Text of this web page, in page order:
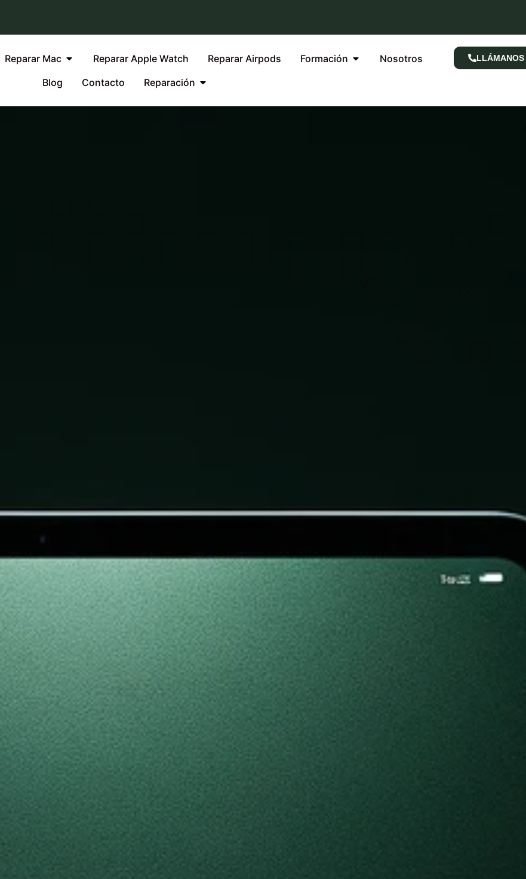
Reparar Mac Reparar Apple Watch Reparar Airpods Formación
Nosotros
Blog
Contacto Reparación
LLÁMANOS